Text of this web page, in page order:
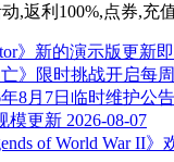
,返利100%,点券,充
》新的演示版更
亡》限时挑战开启每
年8月7日临时维护公告
模更新 2026-08-07
of World War II